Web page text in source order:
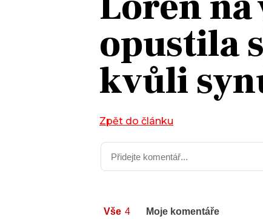
KALENDÁŘ
OSTATNÍ
PODCASTY
JAK NALADIT
PROGRAM
opustila
kvůli
Zpět do článku